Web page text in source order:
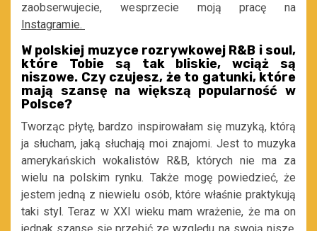
zaobserwujecie, wesprzecie moją pracę na
Instagramie.
W polskiej muzyce rozrywkowej R&B i soul,
które Tobie są tak bliskie, wciąż są
niszowe. Czy czujesz, że to gatunki, które
mają szansę na większą popularność w
Polsce?
Tworząc płytę, bardzo inspirowałam się muzyką, którą
ja słucham, jaką słuchają moi znajomi. Jest to muzyka
amerykańskich wokalistów R&B, których nie ma za
wielu na polskim rynku. Także mogę powiedzieć, że
jestem jedną z niewielu osób, które właśnie praktykują
taki styl. Teraz w XXI wieku mam wrażenie, że ma on